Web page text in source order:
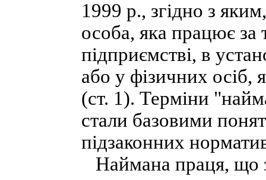
1999 р., згідно з
особа, яка працює
підприємстві, в
або у фізичних осіб,
(ст. 1). Терміни
стали базовими
підзаконних
Наймана праця, що